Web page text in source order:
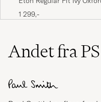
White
1 299,-
Andet fra